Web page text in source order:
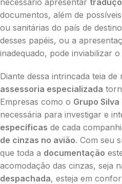
documentos, além de
ou sanitárias do país de
desses papéis, ou a
inadequado, pode inviabilizar
Diante dessa intrincada teia de
assessoria especializada
Empresas como o Grupo Silva
necessária para investigar e
específicas de cada
de cinzas no avião. Com seu
que toda a documentação
acomodação das cinzas, seja
despachada, esteja em